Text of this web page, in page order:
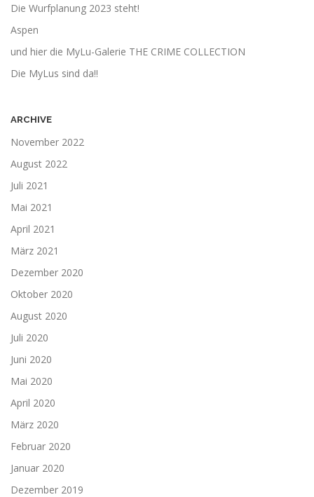
Die Wurfplanung 2023 steht!
Aspen
und hier die MyLu-Galerie THE CRIME COLLECTION
Die MyLus sind da!!
ARCHIVE
November 2022
August 2022
Juli 2021
Mai 2021
April 2021
März 2021
Dezember 2020
Oktober 2020
August 2020
Juli 2020
Juni 2020
Mai 2020
April 2020
März 2020
Februar 2020
Januar 2020
Dezember 2019